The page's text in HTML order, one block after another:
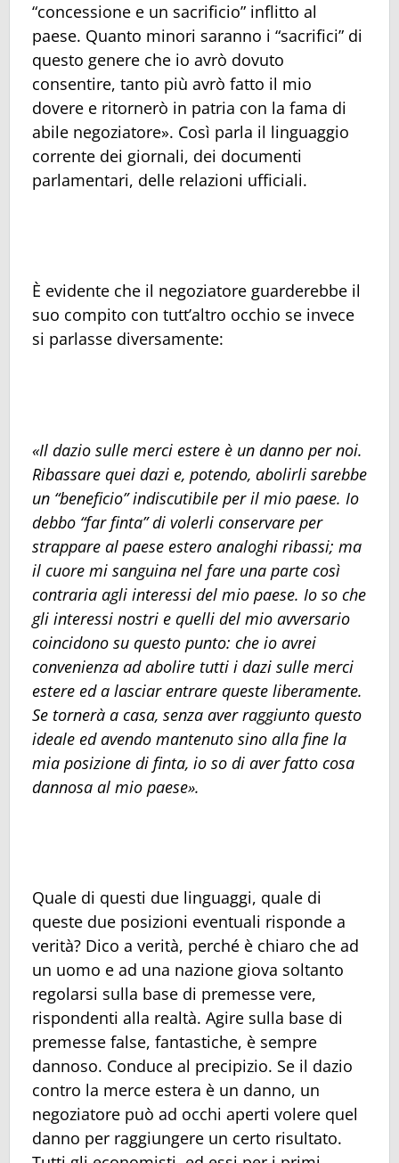
“concessione e un sacrificio” inflitto al
paese. Quanto minori saranno i “sacrifici” di
questo genere che io avrò dovuto
consentire, tanto più avrò fatto il mio
dovere e ritornerò in patria con la fama di
abile negoziatore». Così parla il linguaggio
corrente dei giornali, dei documenti
parlamentari, delle relazioni ufficiali.
È evidente che il negoziatore guarderebbe il
suo compito con tutt’altro occhio se invece
si parlasse diversamente:
«Il dazio sulle merci estere è un danno per noi.
Ribassare quei dazi e, potendo, abolirli sarebbe
un “beneficio” indiscutibile per il mio paese. Io
debbo “far finta” di volerli conservare per
strappare al paese estero analoghi ribassi; ma
il cuore mi sanguina nel fare una parte così
contraria agli interessi del mio paese. Io so che
gli interessi nostri e quelli del mio avversario
coincidono su questo punto: che io avrei
convenienza ad abolire tutti i dazi sulle merci
estere ed a lasciar entrare queste liberamente.
Se tornerà a casa, senza aver raggiunto questo
ideale ed avendo mantenuto sino alla fine la
mia posizione di finta, io so di aver fatto cosa
dannosa al mio paese».
Quale di questi due linguaggi, quale di
queste due posizioni eventuali risponde a
verità? Dico a verità, perché è chiaro che ad
un uomo e ad una nazione giova soltanto
regolarsi sulla base di premesse vere,
rispondenti alla realtà. Agire sulla base di
premesse false, fantastiche, è sempre
dannoso. Conduce al precipizio. Se il dazio
contro la merce estera è un danno, un
negoziatore può ad occhi aperti volere quel
danno per raggiungere un certo risultato.